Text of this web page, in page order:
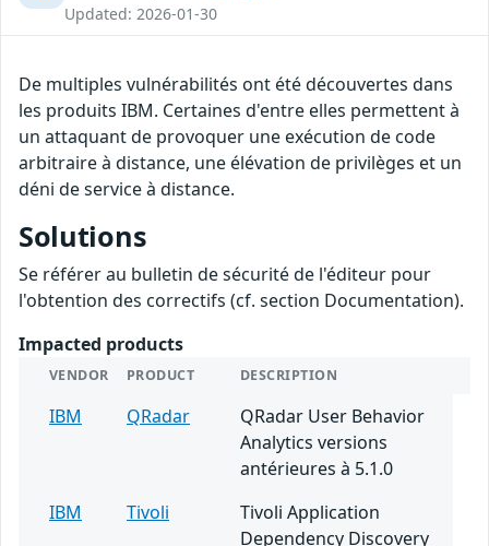
Updated: 2026-01-30
De multiples vulnérabilités ont été découvertes dans
les produits IBM. Certaines d'entre elles permettent à
un attaquant de provoquer une exécution de code
arbitraire à distance, une élévation de privilèges et un
déni de service à distance.
Solutions
Se référer au bulletin de sécurité de l'éditeur pour
l'obtention des correctifs (cf. section Documentation).
Impacted products
VENDOR PRODUCT DESCRIPTION
IBM QRadar
QRadar User Behavior
Analytics versions
antérieures à 5.1.0
IBM
Tivoli
Tivoli Application
Dependency Discovery